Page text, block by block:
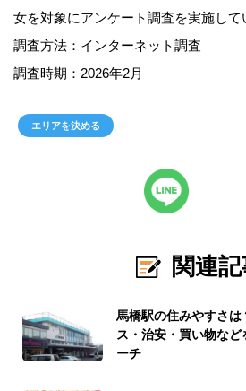
女を対象にアンケート調査を実施して
調査方法：インターネット調査
調査時期：2026年2月
エリアを決める
関連
馬橋駅の住みやすさは
ス・治安・買い物な
ーチ